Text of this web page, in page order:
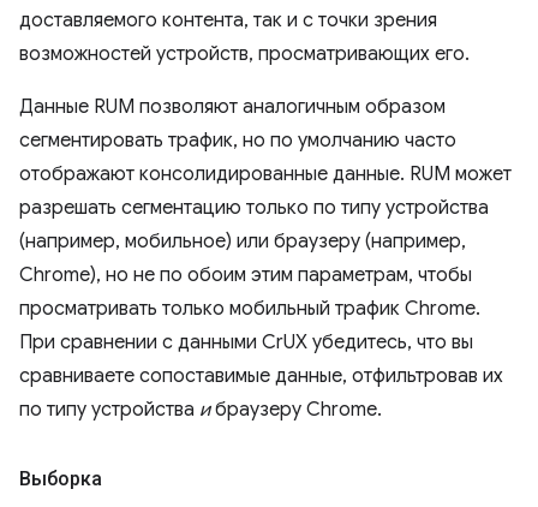
доставляемого контента, так и с точки зрения
возможностей устройств, просматривающих его.
Данные RUM позволяют аналогичным образом
сегментировать трафик, но по умолчанию часто
отображают консолидированные данные. RUM может
разрешать сегментацию только по типу устройства
(например, мобильное) или браузеру (например,
Chrome), но не по обоим этим параметрам, чтобы
просматривать только мобильный трафик Chrome.
При сравнении с данными CrUX убедитесь, что вы
сравниваете сопоставимые данные, отфильтровав их
по типу устройства ибраузеру Chrome.
Выборка